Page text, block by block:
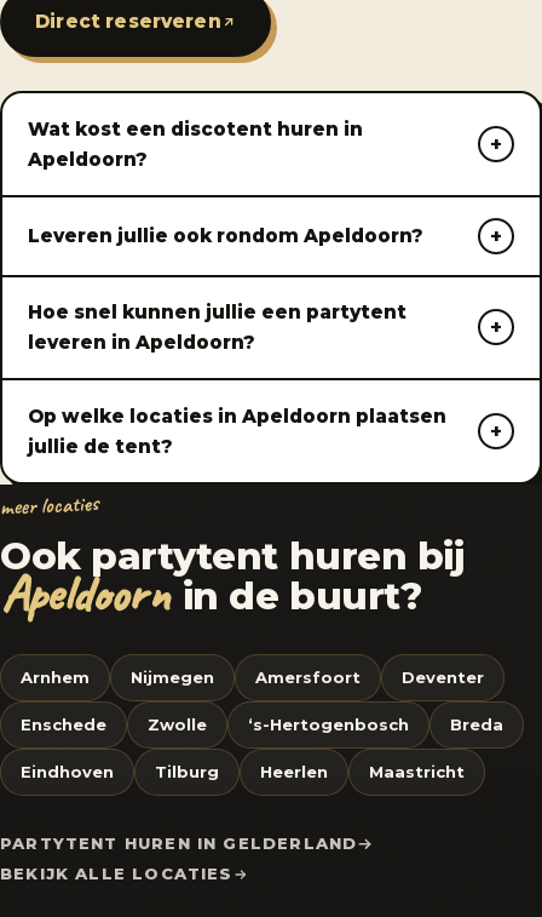
Direct reserveren
Wat kost een discotent huren in
Apeldoorn?
Leveren jullie ook rondom Apeldoorn?
Hoe snel kunnen jullie een partytent
leveren in Apeldoorn?
Op welke locaties in Apeldoorn plaatsen
jullie de tent?
meer locaties
Ook partytent huren bij
Apeldoorn in de buurt?
Arnhem Nijmegen Amersfoort Deventer
Enschede Zwolle ‘s-Hertogenbosch Breda
Eindhoven Tilburg Heerlen Maastricht
PARTYTENT HUREN IN GELDERLAND
BEKIJK ALLE LOCATIES